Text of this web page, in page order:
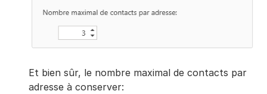
Et bien sûr, le nombre maximal de contacts par
adresse à conserver: